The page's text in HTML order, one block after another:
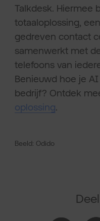
Talkdesk. Hiermee
totaaloplossing,
gedreven contact
samenwerkt met
telefoons van
Benieuwd hoe je
bedrijf? Ontdek
oplossing.
Beeld: Odido